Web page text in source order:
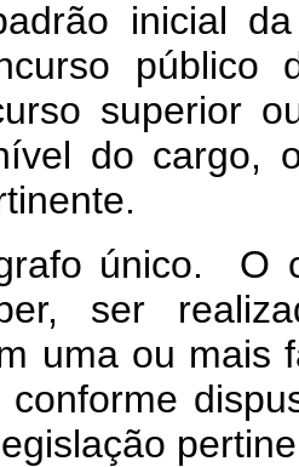
inicial
superior
do cargo,
único. O
ser
uma ou mais
conforme